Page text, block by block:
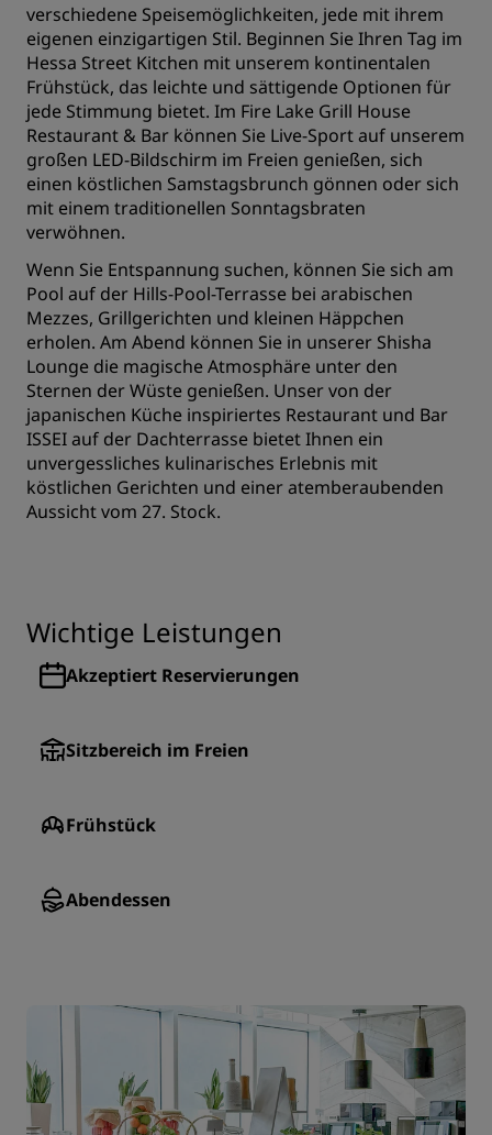
verschiedene Speisemöglichkeiten, jede mit ihrem
eigenen einzigartigen Stil. Beginnen Sie Ihren Tag im
Hessa Street Kitchen mit unserem kontinentalen
Frühstück, das leichte und sättigende Optionen für
jede Stimmung bietet. Im Fire Lake Grill House
Restaurant & Bar können Sie Live-Sport auf unserem
großen LED-Bildschirm im Freien genießen, sich
einen köstlichen Samstagsbrunch gönnen oder sich
mit einem traditionellen Sonntagsbraten
verwöhnen.
Wenn Sie Entspannung suchen, können Sie sich am
Pool auf der Hills-Pool-Terrasse bei arabischen
Mezzes, Grillgerichten und kleinen Häppchen
erholen. Am Abend können Sie in unserer Shisha
Lounge die magische Atmosphäre unter den
Sternen der Wüste genießen. Unser von der
japanischen Küche inspiriertes Restaurant und Bar
ISSEI auf der Dachterrasse bietet Ihnen ein
unvergessliches kulinarisches Erlebnis mit
köstlichen Gerichten und einer atemberaubenden
Aussicht vom 27. Stock.
Wichtige Leistungen
Akzeptiert Reservierungen
Sitzbereich im Freien
Frühstück
Abendessen